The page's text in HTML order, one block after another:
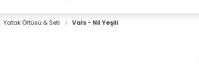
Yatak Örtüsü & Seti Vals - Nil Yeşili